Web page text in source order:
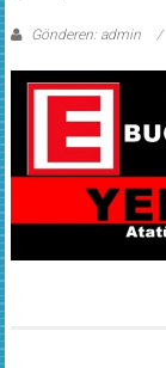
Gönderen: admin